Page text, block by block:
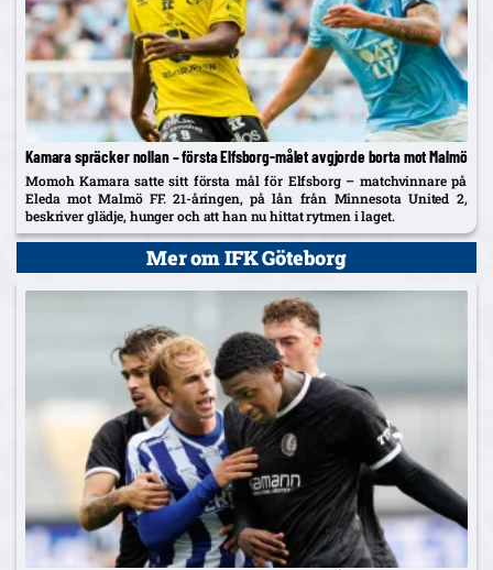
Kamara spräcker nollan – första Elfsborg-målet avgjorde borta mot Malmö
Momoh Kamara satte sitt första mål för Elfsborg – matchvinnare på
Eleda mot Malmö FF. 21-åringen, på lån från Minnesota United 2,
beskriver glädje, hunger och att han nu hittat rytmen i laget.
Mer om IFK Göteborg